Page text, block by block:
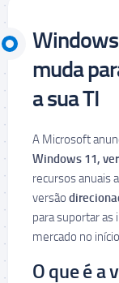
muda
a sua TI
A Microsoft
Windows 11,
recursos anuais
versão
para suportar as
mercado no
O que é a